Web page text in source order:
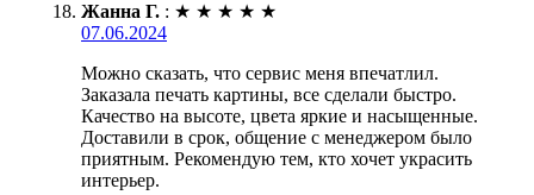
Жанна Г. : ★ ★ ★ ★ ★
07.06.2024
Можно сказать, что сервис меня впечатлил.
Заказала печать картины, все сделали быстро.
Качество на высоте, цвета яркие и насыщенные.
Доставили в срок, общение с менеджером было
приятным. Рекомендую тем, кто хочет украсить
интерьер.